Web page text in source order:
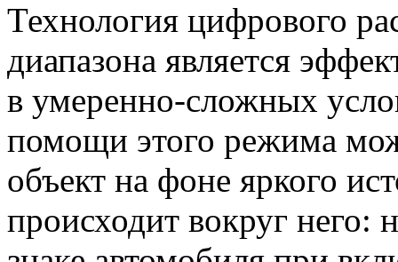
Технология цифрового
диапазона является
в умеренно-сложных
помощи этого режима
объект на фоне яркого
происходит вокруг